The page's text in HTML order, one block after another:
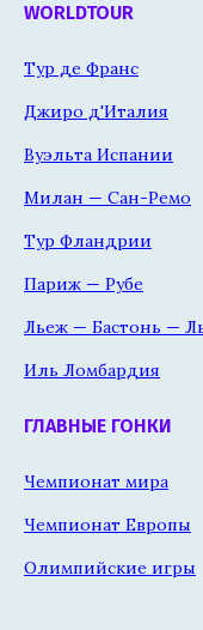
WORLDTOUR
Тур де Франс
Джиро д'Италия
Вуэльта Испании
Милан — Сан-Ремо
Тур Фландрии
Париж — Рубе
Льеж — Бастонь —
Иль Ломбардия
ГЛАВНЫЕ ГОНКИ
Чемпионат мира
Чемпионат Европы
Олимпийские игры